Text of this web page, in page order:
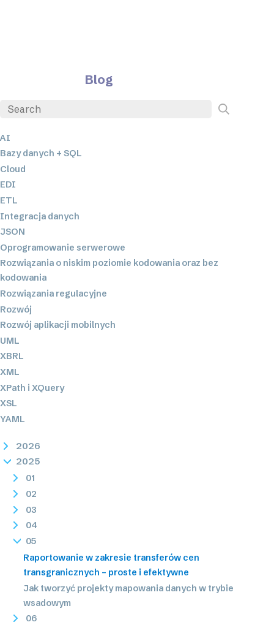
Blog
AI
Bazy danych + SQL
Cloud
EDI
ETL
Integracja danych
JSON
Oprogramowanie serwerowe
Rozwiązania o niskim poziomie kodowania oraz bez
kodowania
Rozwiązania regulacyjne
Rozwój
Rozwój aplikacji mobilnych
UML
XBRL
XML
XPath i XQuery
XSL
YAML
2026
2025
01
02
03
04
05
Raportowanie w zakresie transferów cen
transgranicznych – proste i efektywne
Jak tworzyć projekty mapowania danych w trybie
wsadowym
06